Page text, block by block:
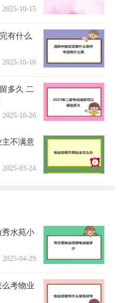
2025-10-15
有什么
2025-10-16
多久 二
2025-10-26
主不满意
2025-03-24
秀水苑小
2025-04-29
考物业